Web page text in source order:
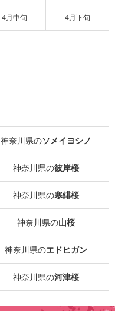
4月中旬 4月下旬
神奈川県のソメイヨシノ
神奈川県の彼岸桜
神奈川県の寒緋桜
神奈川県の山桜
神奈川県のエドヒガン
神奈川県の河津桜